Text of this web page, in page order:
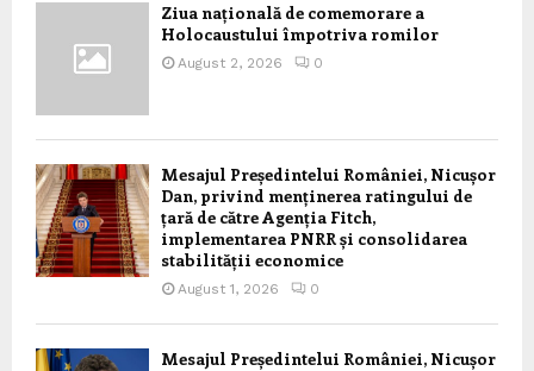
Ziua națională de comemorare a
Holocaustului împotriva romilor
August 2, 2026 0
Mesajul Președintelui României, Nicușor
Dan, privind menținerea ratingului de
țară de către Agenția Fitch,
implementarea PNRR și consolidarea
stabilității economice
August 1, 2026 0
Mesajul Președintelui României, Nicușor